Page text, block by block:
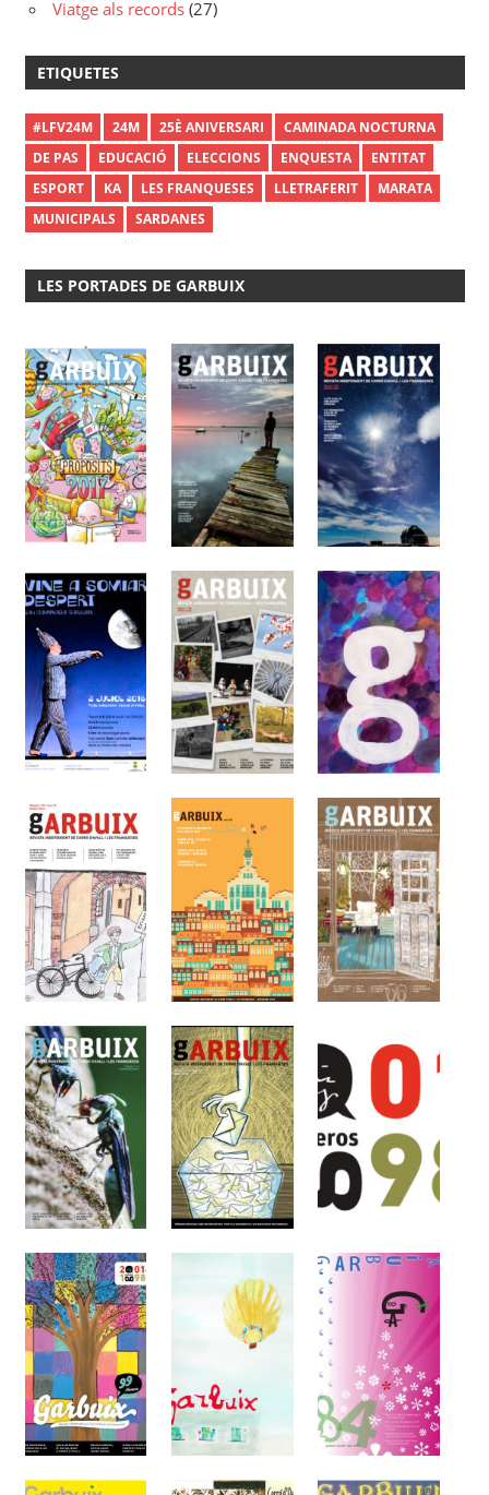
Viatge als records (27)
ETIQUETES
#LFV24M 24M 25È ANIVERSARI
CAMINADA NOCTURNA
DE PAS
EDUCACIÓ ELECCIONS ENQUESTA
ENTITAT
ESPORT
KA LES FRANQUESES LLETRAFERIT
MARATA
MUNICIPALS
SARDANES
LES PORTADES DE GARBUIX